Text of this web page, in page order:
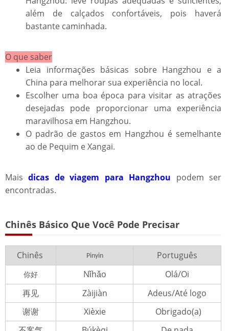
além de calçados confortáveis, pois haverá
bastante caminhada.
​​O que saber​​
Leia informações básicas sobre Hangzhou e a
China para melhorar sua experiência no local.
Escolher uma boa época para visitar as atrações
desejadas pode proporcionar uma experiência
maravilhosa em Hangzhou.
O padrão de gastos em Hangzhou é semelhante
ao de Pequim e Xangai.
Maisdicas de viagem para Hangzhou podem ser
encontradas.
Chinês Básico Que Você Pode Precisar​​
Chinês Pinyin Português
你好 Nǐhǎo
Olá/Oi
再见
Zàijiàn
Adeus/Até logo
谢谢
Xièxie
Obrigado(a)